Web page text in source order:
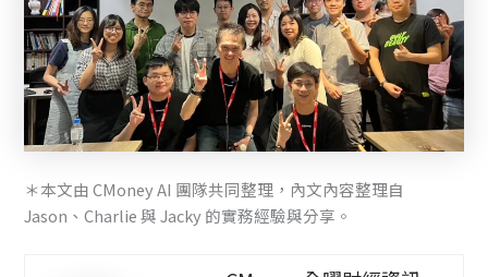
＊本文由 CMoney AI 團隊共同整理，內文內容整理自
Jason、Charlie 與 Jacky 的實務經驗與分享。